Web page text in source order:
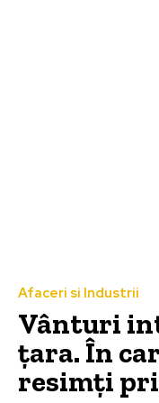
Afaceri si Industrii
Vânturi
țara. În
resimți